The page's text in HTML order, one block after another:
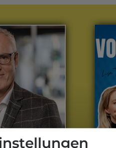
weitere Podcasts
Redaktion